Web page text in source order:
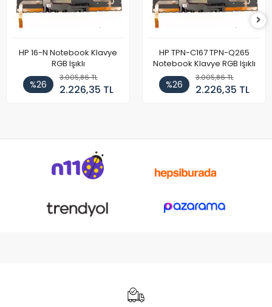
HP 16-N Notebook Klavye
RGB Işıklı
%26
3.005,86 TL
2.226,35 TL
HP TPN-C167 TPN-Q265
Notebook Klavye RGB Işıklı
%26
3.005,86 TL
2.226,35 TL